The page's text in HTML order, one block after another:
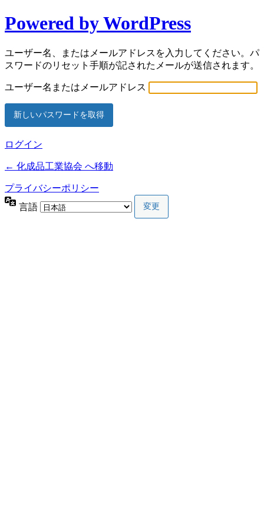
Powered by WordPress
ユーザー名、またはメールアドレスを入力してください。パ
スワードのリセット手順が記されたメールが送信されます。
ユーザー名またはメールアドレス
ログイン
← 化成品工業協会 へ移動
プライバシーポリシー
言語